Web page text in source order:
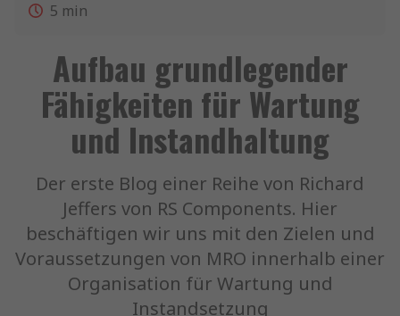
5 min
Aufbau grundlegender
Fähigkeiten für Wartung
und Instandhaltung
Der erste Blog einer Reihe von Richard
Jeffers von RS Components. Hier
beschäftigen wir uns mit den Zielen und
Voraussetzungen von MRO innerhalb einer
Organisation für Wartung und
Instandsetzung